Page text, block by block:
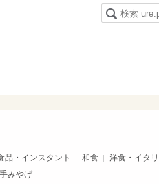
品・インスタント 和食 洋食・イタ
手みやげ